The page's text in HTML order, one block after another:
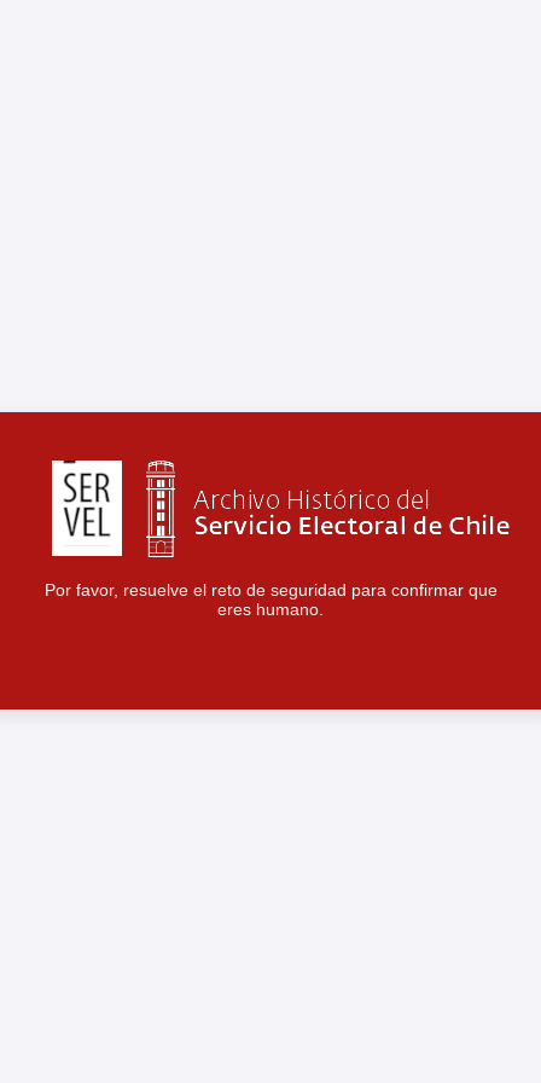
Por favor, resuelve el reto de seguridad para confirmar que
eres humano.